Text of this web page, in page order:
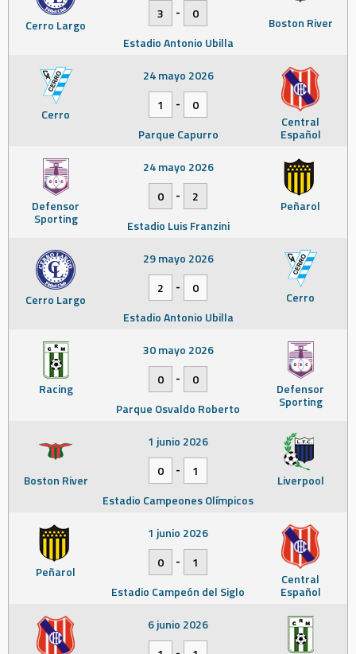
Cerro Largo Boston River
3
-
0
Estadio Antonio Ubilla
Cerro Central
Español
24 mayo 2026
1
-
0
Parque Capurro
Defensor
Sporting
Peñarol
24 mayo 2026
0
-
2
Estadio Luis Franzini
Cerro Largo Cerro
29 mayo 2026
2
-
0
Estadio Antonio Ubilla
Racing Defensor
Sporting
30 mayo 2026
0
-
0
Parque Osvaldo Roberto
Boston River Liverpool
1 junio 2026
0
-
1
Estadio Campeones Olímpicos
Peñarol Central
Español
1 junio 2026
0
-
1
Estadio Campeón del Siglo
6 junio 2026